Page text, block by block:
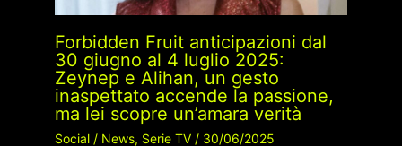
Forbidden Fruit anticipazioni dal
30 giugno al 4 luglio 2025:
Zeynep e Alihan, un gesto
inaspettato accende la passione,
ma lei scopre un’amara verità
Social/ News, Serie TV/ 30/06/2025